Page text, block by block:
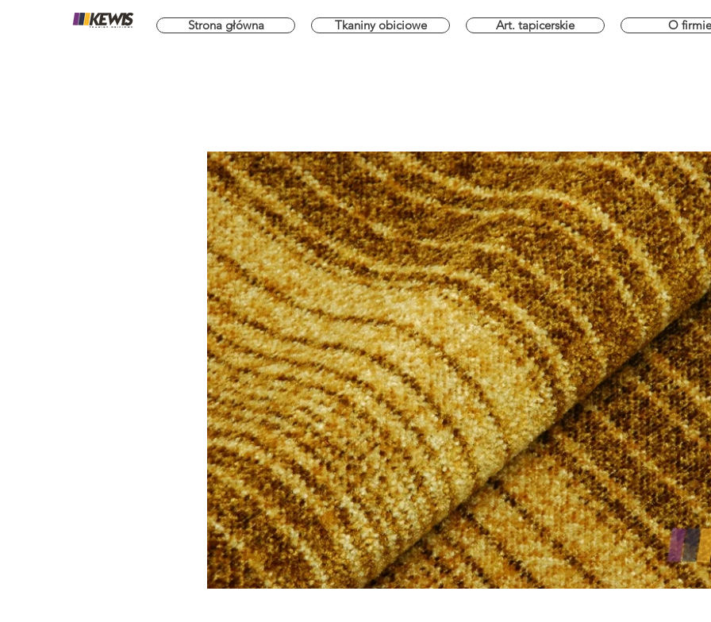
Strona główna Tkaniny obiciowe Art. tapicerskie O firmie